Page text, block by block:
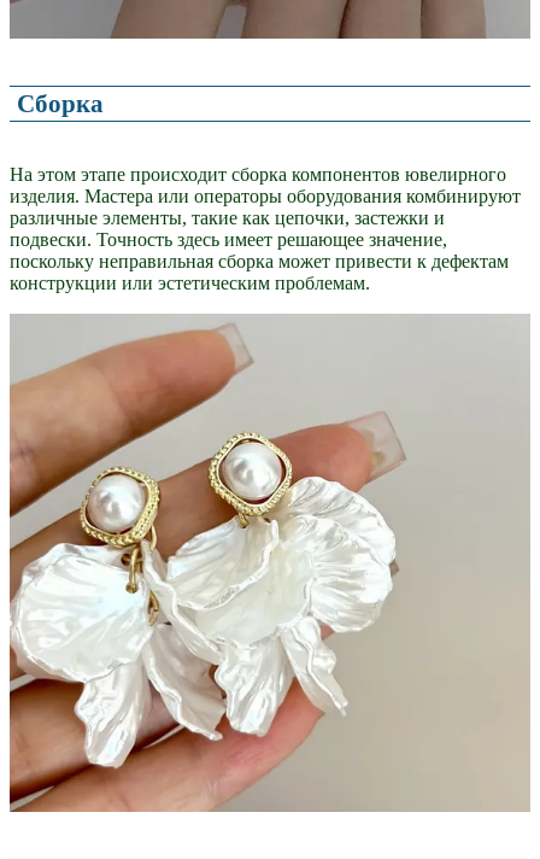
Сборка
На этом этапе происходит сборка компонентов ювелирного
изделия. Мастера или операторы оборудования комбинируют
различные элементы, такие как цепочки, застежки и
подвески. Точность здесь имеет решающее значение,
поскольку неправильная сборка может привести к дефектам
конструкции или эстетическим проблемам.